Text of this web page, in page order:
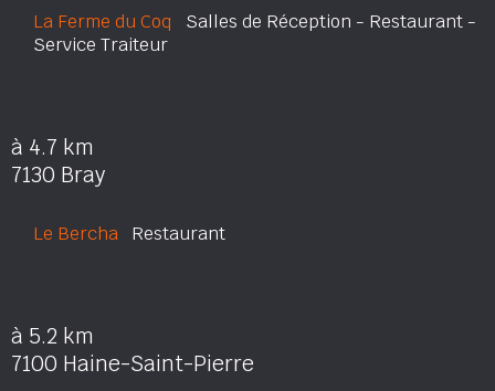
La Ferme du Coq Salles de Réception - Restaurant -
Service Traiteur
à 4.7 km
7130 Bray
Le Bercha Restaurant
à 5.2 km
7100 Haine-Saint-Pierre